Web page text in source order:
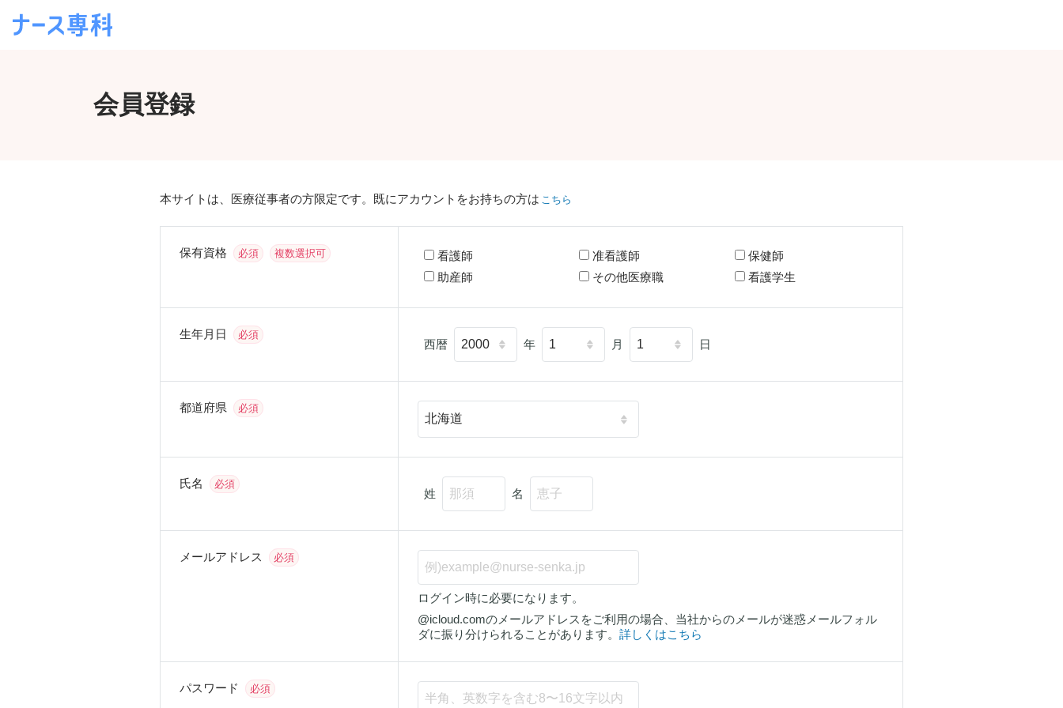
会員登録
本サイトは、医療従事者の方限定です。既にアカウントをお持ちの方は こちら
保有資格 必須 複数選択可 看護師 准看護師
保健師
助産師
その他医療職 看護学生
生年月日 必須
西暦 年 月 日
都道府県 必須
氏名 必須
姓 名
メールアドレス 必須
ログイン時に必要になります。
@icloud.comのメールアドレスをご利用の場合、当社からのメールが迷惑メールフォル
ダに振り分けられることがあります。 詳しくはこちら
パスワード 必須